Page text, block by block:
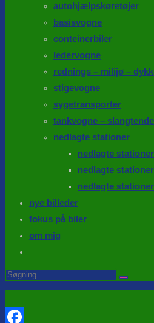
autohjælpskøretøjer
basisvogne
conteinerbiler
ledervogne
rednings – milijø –
stigevogne
sygetransporter
tankvogne –
nedlagte stationer
nedlagte
nedlagte
nedlagte
nye billeder
fokus på biler
om mig
website
search
Search
this
website